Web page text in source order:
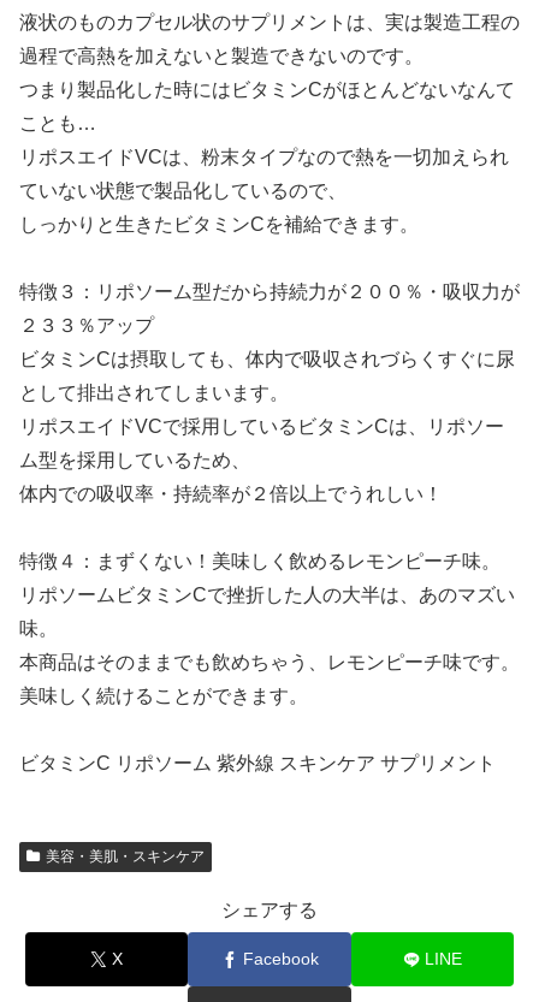
液状のものカプセル状のサプリメントは、実は製造工程の
過程で高熱を加えないと製造できないのです。
つまり製品化した時にはビタミンCがほとんどないなんて
ことも…
リポスエイドVCは、粉末タイプなので熱を一切加えられ
ていない状態で製品化しているので、
しっかりと生きたビタミンCを補給できます。
特徴３：リポソーム型だから持続力が２００％・吸収力が
２３３％アップ
ビタミンCは摂取しても、体内で吸収されづらくすぐに尿
として排出されてしまいます。
リポスエイドVCで採用しているビタミンCは、リポソー
ム型を採用しているため、
体内での吸収率・持続率が２倍以上でうれしい！
特徴４：まずくない！美味しく飲めるレモンピーチ味。
リポソームビタミンCで挫折した人の大半は、あのマズい
味。
本商品はそのままでも飲めちゃう、レモンピーチ味です。
美味しく続けることができます。
ビタミンC リポソーム 紫外線 スキンケア サプリメント
美容・美肌・スキンケア
シェアする
X Facebook LINE